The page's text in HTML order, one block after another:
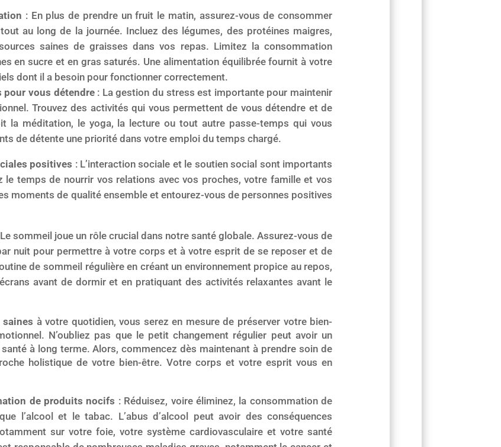
: En plus de prendre un fruit le matin, assurez-vous de consommer
au long de la journée. Incluez des légumes, des protéines maigres,
saines de graisses dans vos repas. Limitez la consommation
en sucre et en gras saturés. Une alimentation équilibrée fournit à votre
dont il a besoin pour fonctionner correctement.
pour vous détendre: La gestion du stress est importante pour maintenir
Trouvez des activités qui vous permettent de vous détendre et de
la méditation, le yoga, la lecture ou tout autre passe-temps qui vous
de détente une priorité dans votre emploi du temps chargé.
positives : L’interaction sociale et le soutien social sont importants
le temps de nourrir vos relations avec vos proches, votre famille et vos
moments de qualité ensemble et entourez-vous de personnes positives
sommeil joue un rôle crucial dans notre santé globale. Assurez-vous de
nuit pour permettre à votre corps et à votre esprit de se reposer et de
de sommeil régulière en créant un environnement propice au repos,
avant de dormir et en pratiquant des activités relaxantes avant le
à votre quotidien, vous serez en mesure de préserver votre bien-
N’oubliez pas que le petit changement régulier peut avoir un
à long terme. Alors, commencez dès maintenant à prendre soin de
holistique de votre bien-être. Votre corps et votre esprit vous en
de produits nocifs : Réduisez, voire éliminez, la consommation de
l’alcool et le tabac. L’abus d’alcool peut avoir des conséquences
sur votre foie, votre système cardiovasculaire et votre santé